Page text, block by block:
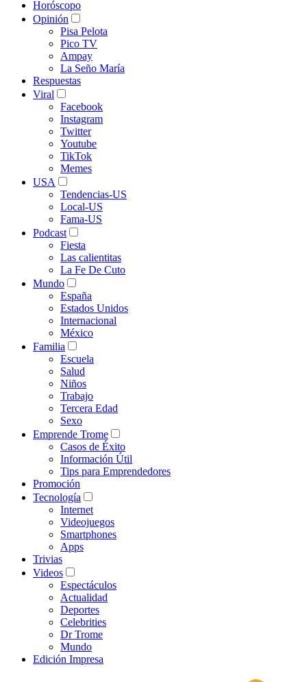
Horóscopo
Opinión
Pisa Pelota
Pico TV
Ampay
La Seño María
Respuestas
Viral
Facebook
Instagram
Twitter
Youtube
TikTok
Memes
USA
Tendencias-US
Local-US
Fama-US
Podcast
Fiesta
Las calientitas
La Fe De Cuto
Mundo
España
Estados Unidos
Internacional
México
Familia
Escuela
Salud
Niños
Trabajo
Tercera Edad
Sexo
Emprende Trome
Casos de Éxito
Información Útil
Tips para Emprendedores
Promoción
Tecnología
Internet
Videojuegos
Smartphones
Apps
Trivias
Videos
Espectáculos
Actualidad
Deportes
Celebrities
Dr Trome
Mundo
Edición Impresa